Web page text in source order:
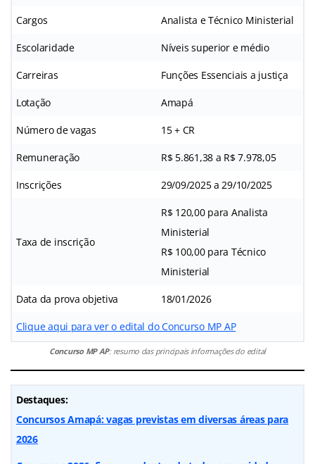
Cargos Analista e Técnico Ministerial
Escolaridade Níveis superior e médio
Carreiras Funções Essenciais a justiça
Lotação Amapá
Número de vagas 15 + CR
Remuneração R$ 5.861,38 a R$ 7.978,05
Inscrições 29/09/2025 a 29/10/2025
Taxa de inscrição
R$ 120,00 para Analista
Ministerial
R$ 100,00 para Técnico
Ministerial
Data da prova objetiva 18/01/2026
Clique aqui para ver o edital do Concurso MP AP
Concurso MP AP: resumo das principais informações do edital
Destaques:
Concursos Amapá: vagas previstas em diversas áreas para
2026